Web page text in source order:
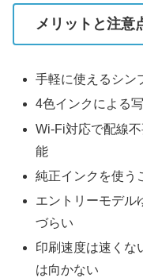
メリットと注意
手軽に使えるシン
4色インクによる
Wi-Fi対応で配線
能
純正インクを使う
エントリーモデル
づらい
印刷速度は速くな
は向かない